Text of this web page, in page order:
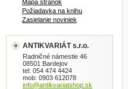
Mapa stránok
Požiadavka na knihu
Zasielanie noviniek
ANTIKVARIÁT s.r.o.
Radničné námestie 46
08501 Bardejov
tel: 054 474 4424
mob: 0903 612078
info@antikvariatshop.sk